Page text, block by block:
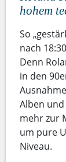
hohem
So
nach
Denn
in den
Alben
mehr zur
um pure
Niveau.